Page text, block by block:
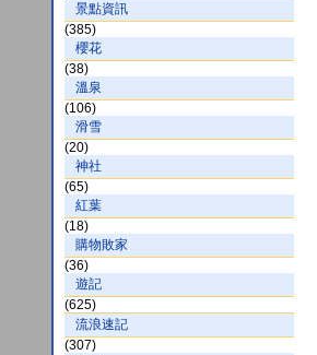
景點資訊
(385)
櫻花
(38)
溫泉
(106)
滑雪
(20)
神社
(65)
紅葉
(18)
購物敗家
(36)
遊記
(625)
流浪速記
(307)